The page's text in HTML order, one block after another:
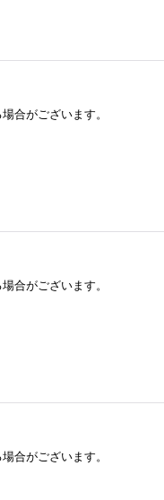
合がございます。
合がございます。
合がございます。